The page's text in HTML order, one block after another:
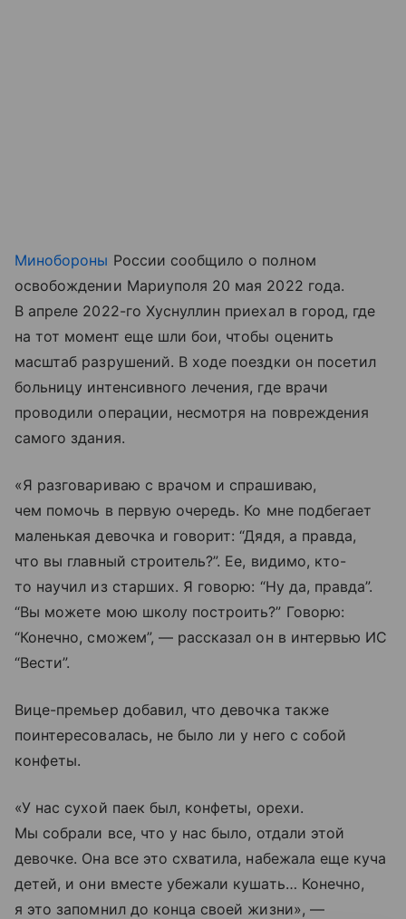
Минобороны России сообщило о полном
освобождении Мариуполя 20 мая 2022 года.
В апреле 2022-го Хуснуллин приехал в город, где
на тот момент еще шли бои, чтобы оценить
масштаб разрушений. В ходе поездки он посетил
больницу интенсивного лечения, где врачи
проводили операции, несмотря на повреждения
самого здания.
«Я разговариваю с врачом и спрашиваю,
чем помочь в первую очередь. Ко мне подбегает
маленькая девочка и говорит: “Дядя, а правда,
что вы главный строитель?”. Ее, видимо, кто-
то научил из старших. Я говорю: “Ну да, правда”.
“Вы можете мою школу построить?” Говорю:
“Конечно, сможем”, — рассказал он в интервью ИС
“Вести”.
Вице-премьер добавил, что девочка также
поинтересовалась, не было ли у него с собой
конфеты.
«У нас сухой паек был, конфеты, орехи.
Мы собрали все, что у нас было, отдали этой
девочке. Она все это схватила, набежала еще куча
детей, и они вместе убежали кушать… Конечно,
я это запомнил до конца своей жизни», —